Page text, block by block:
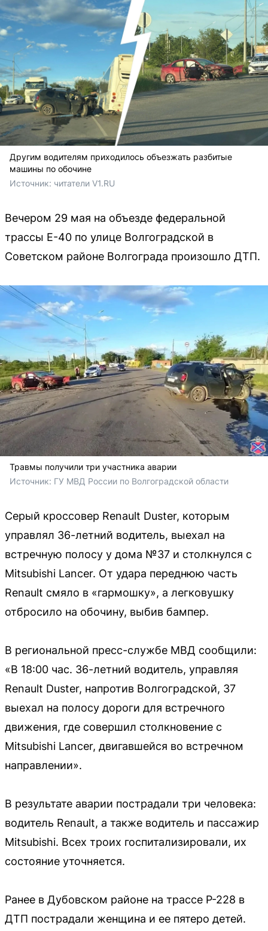
Другим водителям приходилось объезжать разбитые
машины по обочине
Источник: читатели V1.RU
Вечером 29 мая на объезде федеральной
трассы Е-40 по улице Волгоградской в
Советском районе Волгограда произошло ДТП.
Травмы получили три участника аварии
Источник: ГУ МВД России по Волгоградской области
Серый кроссовер Renault Duster, которым
управлял 36-летний водитель, выехал на
встречную полосу у дома №37 и столкнулся с
Mitsubishi Lancer. От удара переднюю часть
Renault смяло в «гармошку», а легковушку
отбросило на обочину, выбив бампер.
В региональной пресс-службе МВД сообщили:
«В 18:00 час. 36-летний водитель, управляя
Renault Duster, напротив Волгоградской, 37
выехал на полосу дороги для встречного
движения, где совершил столкновение с
Mitsubishi Lancer, двигавшейся во встречном
направлении».
В результате аварии пострадали три человека:
водитель Renault, а также водитель и пассажир
Mitsubishi. Всех троих госпитализировали, их
состояние уточняется.
Ранее в Дубовском районе на трассе Р-228 в
ДТП пострадали женщина и ее пятеро детей.